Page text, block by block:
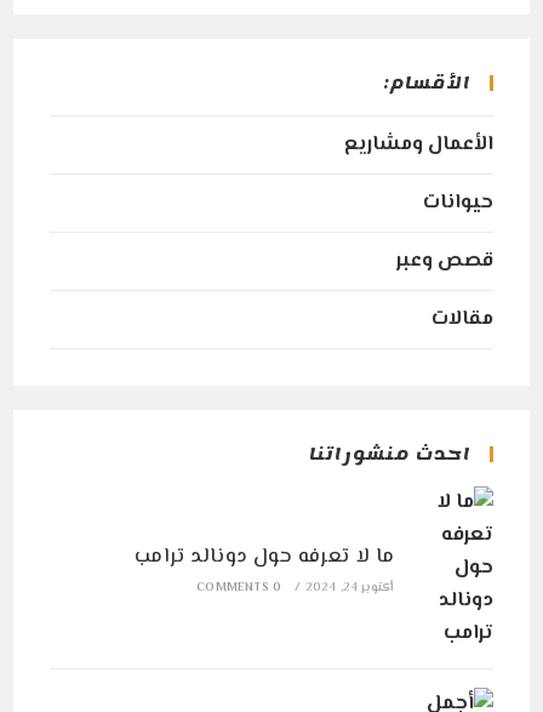
new
tab
new
tab
الأقسام:
الأعمال ومشاريع
حيوانات
قصص وعبر
مقالات
احدث منشوراتنا
ما لا تعرفه حول دونالد ترامب
أكتوبر 24, 2024 /
0 COMMENTS